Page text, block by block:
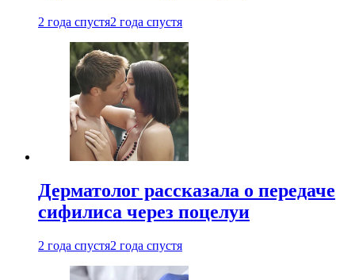
2 года спустя2 года спустя
Дерматолог рассказала о передаче
сифилиса через поцелуи
2 года спустя2 года спустя